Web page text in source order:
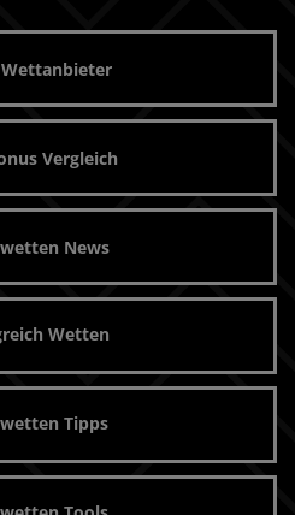
Wettanbieter
Vergleich
News
Wetten
Tipps